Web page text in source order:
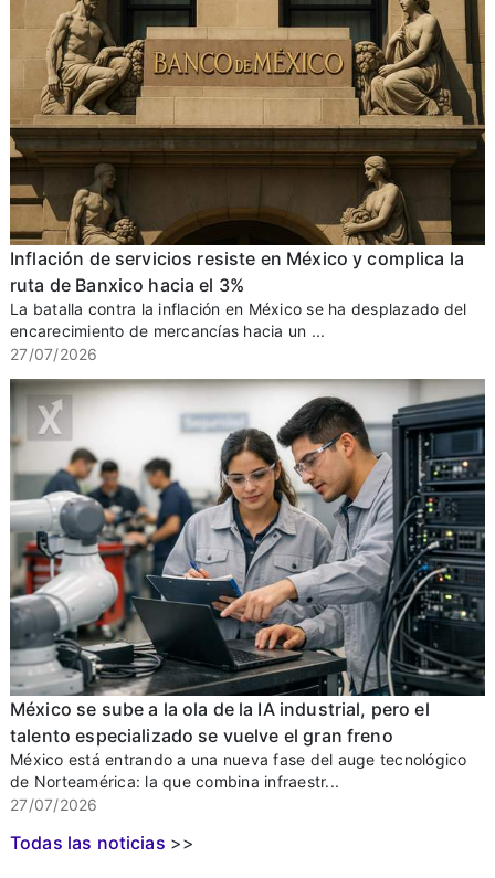
Inflación de servicios resiste en México y complica la
ruta de Banxico hacia el 3%
La batalla contra la inflación en México se ha desplazado del
encarecimiento de mercancías hacia un ...
27/07/2026
México se sube a la ola de la IA industrial, pero el
talento especializado se vuelve el gran freno
México está entrando a una nueva fase del auge tecnológico
de Norteamérica: la que combina infraestr...
27/07/2026
Todas las noticias >>